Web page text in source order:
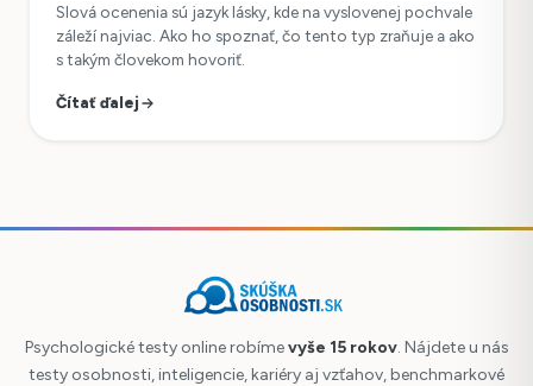
Slová ocenenia sú jazyk lásky, kde na vyslovenej pochvale
záleží najviac. Ako ho spoznať, čo tento typ zraňuje a ako
s takým človekom hovoriť.
Čítať ďalej
Psychologické testy online robímevyše 15 rokov. Nájdete u nás
testy osobnosti, inteligencie, kariéry aj vzťahov, benchmarkové